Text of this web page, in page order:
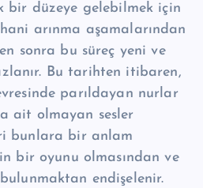
bir düzeye gelebilmek için
arınma aşamalarından
sonra bu süreç yeni ve
Bu tarihten itibaren,
parıldayan nurlar
ait olmayan sesler
bunlara bir anlam
bir oyunu olmasından ve
endişelenir.